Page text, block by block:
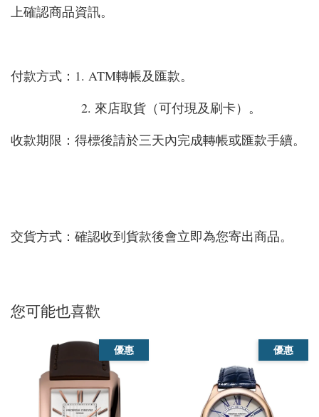
上確認商品資訊。
付款方式：1. ATM轉帳及匯款。
2. 來店取貨（可付現及刷卡）。
收款期限：得標後請於三天內完成轉帳或匯款手續。
交貨方式：確認收到貨款後會立即為您寄出商品。
您可能也喜歡
優惠 優惠